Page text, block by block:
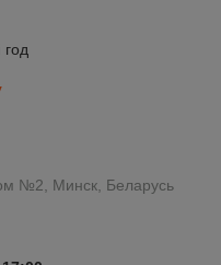
№2, Минск, Беларусь